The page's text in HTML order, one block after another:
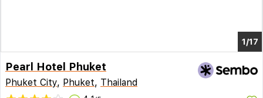
1/9
Pearl Hotel Phuket
Phuket City, Phuket, Thailand